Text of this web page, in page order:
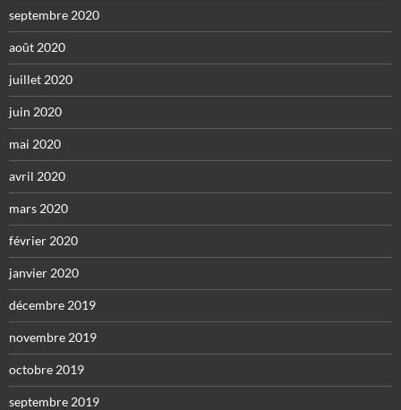
septembre 2020
août 2020
juillet 2020
juin 2020
mai 2020
avril 2020
mars 2020
février 2020
janvier 2020
décembre 2019
novembre 2019
octobre 2019
septembre 2019